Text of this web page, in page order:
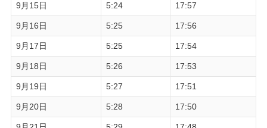
9月15日 5:24 17:57
9月16日 5:25 17:56
9月17日 5:25 17:54
9月18日 5:26 17:53
9月19日 5:27 17:51
9月20日 5:28 17:50